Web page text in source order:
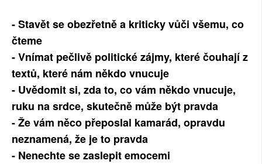
- Stavět se obezřetně a kriticky vůči všemu, co
čteme
- Vnímat pečlivě politické zájmy, které čouhají z
textů, které nám někdo vnucuje
- Uvědomit si, zda to, co vám někdo vnucuje,
ruku na srdce, skutečně může být pravda
- Že vám něco přeposlal kamarád, opravdu
neznamená, že je to pravda
- Nenechte se zaslepit emocemi